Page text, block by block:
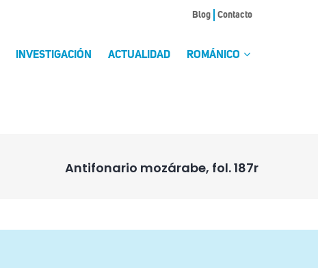
Blog Contacto
INVESTIGACIÓN ACTUALIDAD ROMÁNICO
Antifonario mozárabe, fol. 187r